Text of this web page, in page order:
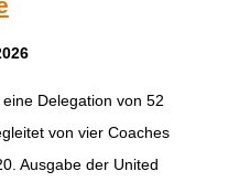
Delegation von 52
von vier Coaches
Ausgabe der United